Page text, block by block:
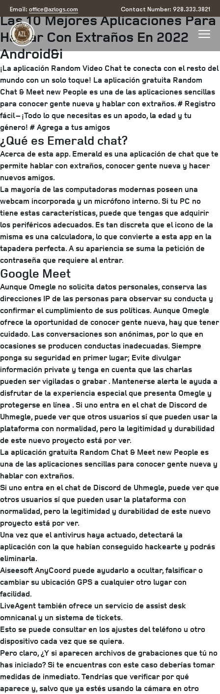
Email: office@azlogs.com Contact Number: 928.333.3821
Posted
on
March 24, 2025June 17, 2025 arizona
Las 10 Mejores Aplicaciones Para
Hablar Con Extraños En 2022
Android&i
¡La aplicación Random Video Chat te conecta con el resto del
mundo con un solo toque! La aplicación gratuita Random
Chat & Meet new People es una de las aplicaciones sencillas
para conocer gente nueva y hablar con extraños. # Registro
fácil – ¡Todo lo que necesitas es un apodo, la edad y tu
género! # Agrega a tus amigos
¿Qué es Emerald chat?
Acerca de esta app. Emerald es una aplicación de chat que te
permite hablar con extraños, conocer gente nueva y hacer
nuevos amigos.
La mayoría de las computadoras modernas poseen una
webcam incorporada y un micrófono interno. Si tu PC no
tiene estas características, puede que tengas que adquirir
los periféricos adecuados. Es tan discreta que el icono de la
misma es una calculadora, lo que convierte a esta app en la
tapadera perfecta. A su apariencia se suma la petición de
contraseña que requiere al entrar.
Google Meet
Aunque Omegle no solicita datos personales, conserva las
direcciones IP de las personas para observar su conducta y
confirmar el cumplimiento de sus políticas. Aunque Omegle
ofrece la oportunidad de conocer gente nueva, hay que tener
cuidado. Las conversaciones son anónimas, por lo que en
ocasiones se producen conductas inadecuadas. Siempre
ponga su seguridad en primer lugar; Evite divulgar
información private y tenga en cuenta que las charlas
pueden ser vigiladas o grabar . Mantenerse alerta le ayuda a
disfrutar de la experiencia especial que presenta Omegle y
protegerse en línea . Si uno entra en el chat de Discord de
Uhmegle, puede ver que otros usuarios sí que pueden usar la
plataforma con normalidad, pero la legitimidad y durabilidad
de este nuevo proyecto está por ver.
La aplicación gratuita Random Chat & Meet new People es
una de las aplicaciones sencillas para conocer gente nueva y
hablar con extraños.
Si uno entra en el chat de Discord de Uhmegle, puede ver que
otros usuarios sí que pueden usar la plataforma con
normalidad, pero la legitimidad y durabilidad de este nuevo
proyecto está por ver.
Una vez que el antivirus haya actuado, detectará la
aplicación con la que habían conseguido hackearte y podrás
eliminarla.
Aiseesoft AnyCoord puede ayudarlo a ocultar, falsificar o
cambiar su ubicación GPS a cualquier otro lugar con
facilidad.
LiveAgent también ofrece un servicio de assist desk
omnicanal y un sistema de tickets.
Esto se puede consultar en los ajustes del teléfono u otro
dispositivo cada vez que se quiera.
Pero claro, ¿Y si aparecen archivos de grabaciones que tú no
has iniciado? Si te encuentras con este caso deberías tomar
medidas de inmediato. Tendrías que verificar por qué
aparece y, salvo que ya estés usando la cámara en otro